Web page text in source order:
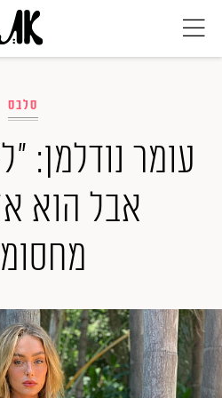
אופנה
ביוטי
סלבס
ערוצים
המגזין
סלבס
עומר נודלמן:
אבל הוא